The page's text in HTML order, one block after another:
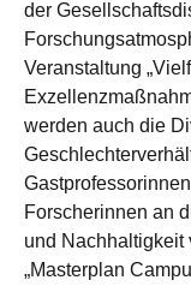
der
Veranstaltung
werden auch die
Forscherinnen an
und Nachhaltigkeit
„Masterplan